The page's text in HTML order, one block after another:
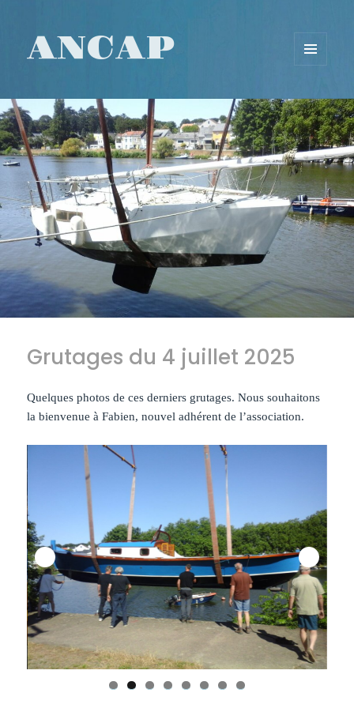
ANCAP
WIDGETS
Grutages du 4 juillet 2025
Quelques photos de ces derniers grutages. Nous souhaitons
la bienvenue à Fabien, nouvel adhérent de l’association.